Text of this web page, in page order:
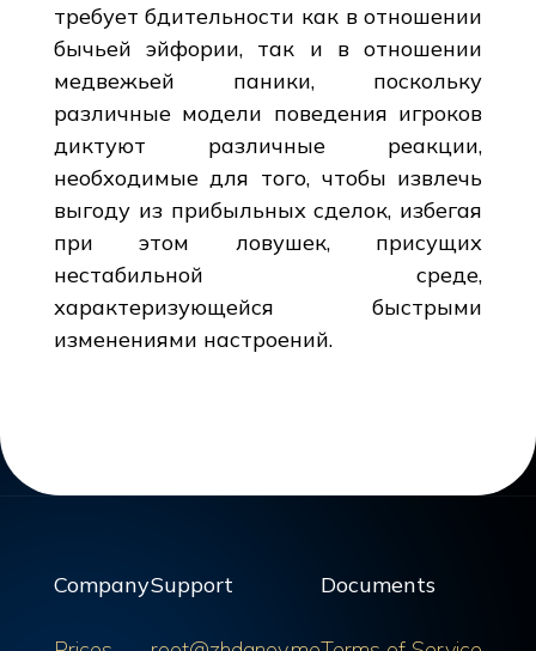
требует бдительности как в отношении
бычьей эйфории, так и в отношении
медвежьей паники, поскольку
различные модели поведения игроков
диктуют различные реакции,
необходимые для того, чтобы извлечь
выгоду из прибыльных сделок, избегая
при этом ловушек, присущих
нестабильной среде,
характеризующейся быстрыми
изменениями настроений.
CompanySupport Documents